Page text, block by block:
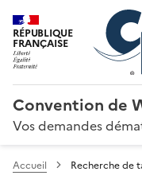
RÉPUBLIQUE
FRANÇAISE
Convention de
Vos demandes
Accueil Recherche de